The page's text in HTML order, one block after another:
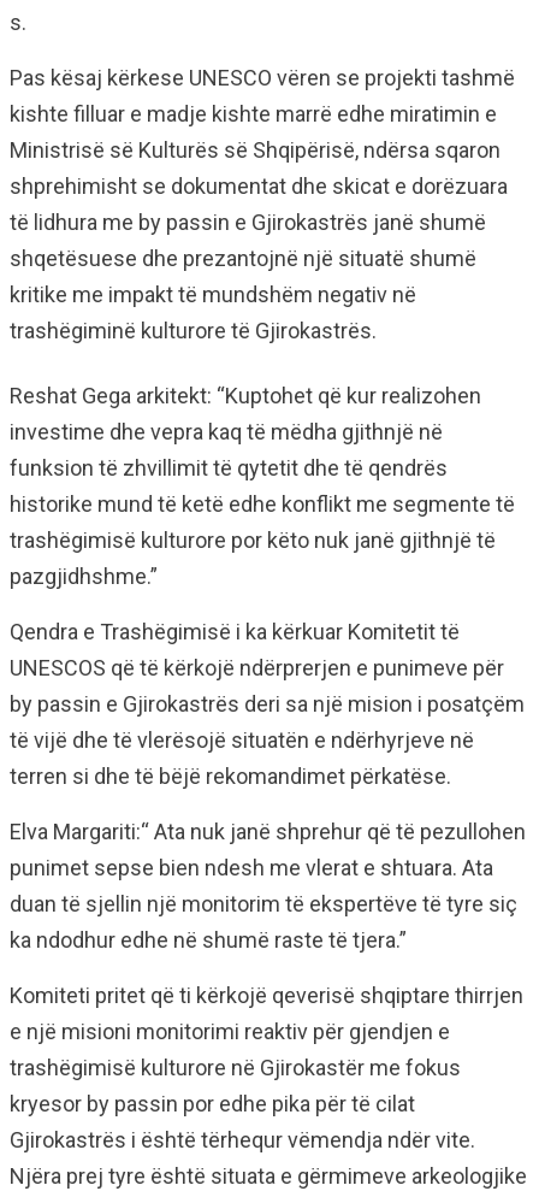
s.
Pas kësaj kërkese UNESCO vëren se projekti tashmë
kishte filluar e madje kishte marrë edhe miratimin e
Ministrisë së Kulturës së Shqipërisë, ndërsa sqaron
shprehimisht se dokumentat dhe skicat e dorëzuara
të lidhura me by passin e Gjirokastrës janë shumë
shqetësuese dhe prezantojnë një situatë shumë
kritike me impakt të mundshëm negativ në
trashëgiminë kulturore të Gjirokastrës.
Reshat Gega arkitekt: “Kuptohet që kur realizohen
investime dhe vepra kaq të mëdha gjithnjë në
funksion të zhvillimit të qytetit dhe të qendrës
historike mund të ketë edhe konflikt me segmente të
trashëgimisë kulturore por këto nuk janë gjithnjë të
pazgjidhshme.”
Qendra e Trashëgimisë i ka kërkuar Komitetit të
UNESCOS që të kërkojë ndërprerjen e punimeve për
by passin e Gjirokastrës deri sa një mision i posatçëm
të vijë dhe të vlerësojë situatën e ndërhyrjeve në
terren si dhe të bëjë rekomandimet përkatëse.
Elva Margariti:“ Ata nuk janë shprehur që të pezullohen
punimet sepse bien ndesh me vlerat e shtuara. Ata
duan të sjellin një monitorim të ekspertëve të tyre siç
ka ndodhur edhe në shumë raste të tjera.”
Komiteti pritet që ti kërkojë qeverisë shqiptare thirrjen
e një misioni monitorimi reaktiv për gjendjen e
trashëgimisë kulturore në Gjirokastër me fokus
kryesor by passin por edhe pika për të cilat
Gjirokastrës i është tërhequr vëmendja ndër vite.
Njëra prej tyre është situata e gërmimeve arkeologjike